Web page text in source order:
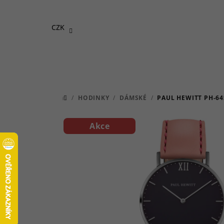
CZK
DOMŮ
/ HODINKY / DÁMSKÉ / PAUL HEWITT PH-
Akce